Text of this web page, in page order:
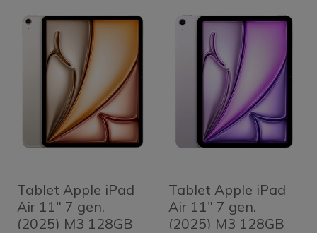
Tablet Apple iPad
Air 11" 7 gen.
(2025) M3 128GB
Tablet Apple iPad
Air 11" 7 gen.
(2025) M3 128GB